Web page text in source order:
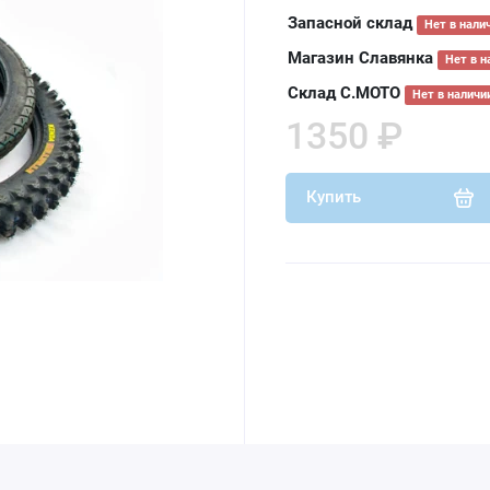
Запасной склад Нет в
Магазин Славянка Нет в
Склад С.МОТО Нет в
1350 ₽
Купить